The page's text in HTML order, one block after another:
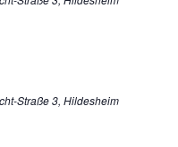
Straße 3, Hildesheim